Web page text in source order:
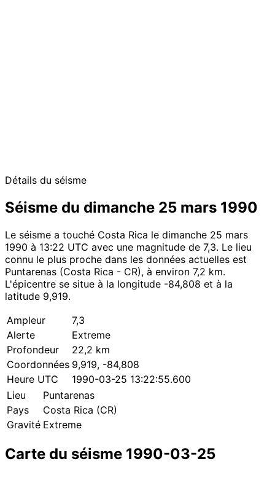
Détails du séisme
Séisme du dimanche 25 mars 1990
Le séisme a touché Costa Rica le dimanche 25 mars
1990 à 13:22 UTC avec une magnitude de 7,3. Le lieu
connu le plus proche dans les données actuelles est
Puntarenas (Costa Rica - CR), à environ 7,2 km.
L'épicentre se situe à la longitude -84,808 et à la
latitude 9,919.
Ampleur
7,3
Alerte
Extreme
Profondeur
22,2 km
Coordonnées 9,919, -84,808
Heure UTC
1990-03-25 13:22:55.600
Lieu
Puntarenas
Pays
Costa Rica (CR)
Gravité Extreme
Carte du séisme 1990-03-25